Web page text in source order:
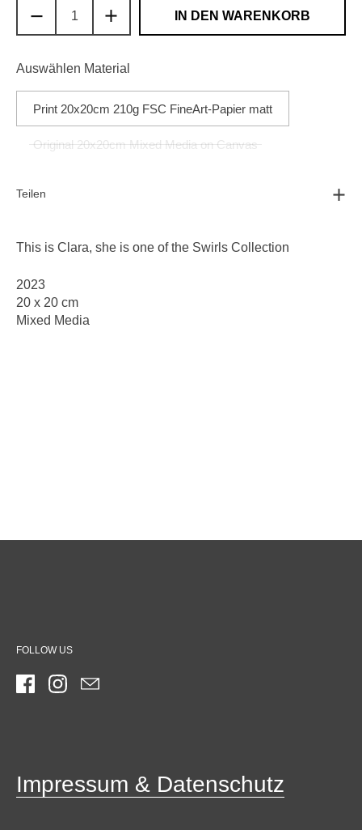
IN DEN WARENKORB
Auswählen Material
Print 20x20cm 210g FSC FineArt-Papier matt
Original 20x20cm Mixed Media on Canvas
Teilen
This is Clara, she is one of the Swirls Collection
2023
20 x 20 cm
Mixed Media
FOLLOW US
FacebookInstagram
Email
Impressum & Datenschutz